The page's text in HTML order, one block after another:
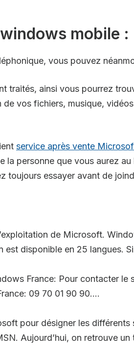
mobile :
vous pouvez
traités, ainsi vous pourrez
vos fichiers, musique,
service après vente
la personne que vous aurez
toujours essayer avant de
de Microsoft.
est disponible en 25 langues.
France: Pour contacter
09 70 01 90 90....
pour désigner les
Aujourd’hui, on retrouve un